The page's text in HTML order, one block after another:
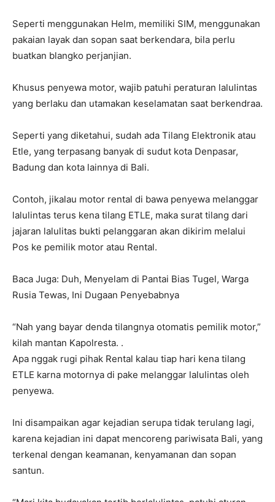
Seperti menggunakan Helm, memiliki SIM, menggunakan
pakaian layak dan sopan saat berkendara, bila perlu
buatkan blangko perjanjian.
Khusus penyewa motor, wajib patuhi peraturan lalulintas
yang berlaku dan utamakan keselamatan saat berkendraa.
Seperti yang diketahui, sudah ada Tilang Elektronik atau
Etle, yang terpasang banyak di sudut kota Denpasar,
Badung dan kota lainnya di Bali.
Contoh, jikalau motor rental di bawa penyewa melanggar
lalulintas terus kena tilang ETLE, maka surat tilang dari
jajaran lalulitas bukti pelanggaran akan dikirim melalui
Pos ke pemilik motor atau Rental.
Baca Juga: Duh, Menyelam di Pantai Bias Tugel, Warga
Rusia Tewas, Ini Dugaan Penyebabnya
“Nah yang bayar denda tilangnya otomatis pemilik motor,”
kilah mantan Kapolresta. .
Apa nggak rugi pihak Rental kalau tiap hari kena tilang
ETLE karna motornya di pake melanggar lalulintas oleh
penyewa.
Ini disampaikan agar kejadian serupa tidak terulang lagi,
karena kejadian ini dapat mencoreng pariwisata Bali, yang
terkenal dengan keamanan, kenyamanan dan sopan
santun.